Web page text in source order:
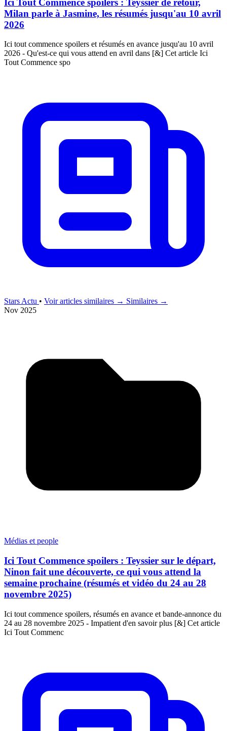
Milan parle à Jasmine, les résumés jusqu'au 10 avril
2026
Ici tout commence spoilers et résumés en avance jusqu'au 10 avril
2026 - Qu'est-ce qui vous attend en avril dans [&] Cet article Ici
Tout Commence spo
Stars Actu • Voir articles similaires → Similaires →
Nov 2025
Médias et people
Ici Tout Commence spoilers : Teyssier sur le départ,
Ninon fait une découverte, ce qui vous attend la
semaine prochaine (résumés et vidéo du 24 au 28
novembre 2025)
Ici tout commence spoilers, résumés en avance et bande-annonce du
24 au 28 novembre 2025 - Impatient d'en savoir plus [&] Cet article
Ici Tout Commenc